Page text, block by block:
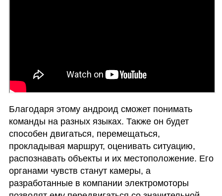
Благодаря этому андроид сможет понимать
команды на разных языках. Также он будет
способен двигаться, перемещаться,
прокладывая маршрут, оценивать ситуацию,
распознавать объекты и их местоположение. Его
органами чувств станут камеры, а
разработанные в компании электромоторы